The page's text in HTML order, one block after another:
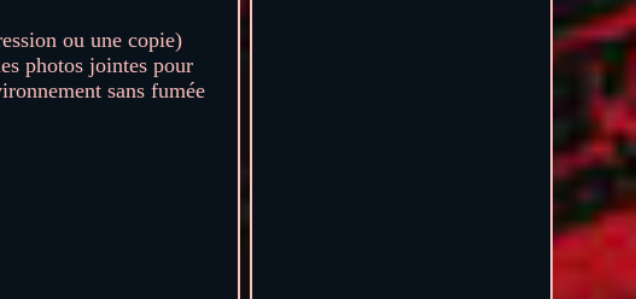
ou une copie)
photos jointes pour
sans fumée